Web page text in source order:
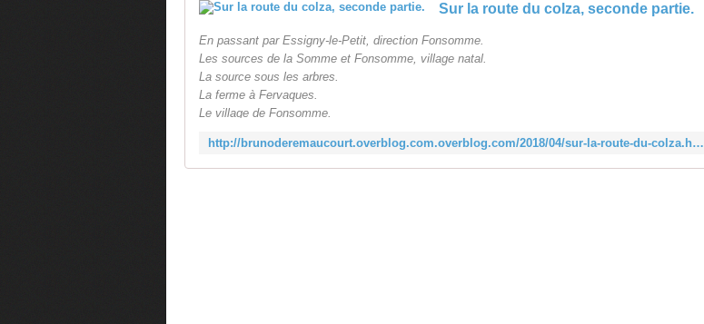
Sur la route du colza, seconde partie.
En passant par Essigny-le-Petit, direction Fonsomme.
Les sources de la Somme et Fonsomme, village natal.
La source sous les arbres.
La ferme à Fervaques.
Le village de Fonsomme.
Un coup d'aile et nous survolons Croix-Fonsomme, village cher à Nicole.
A suivre : sur la route du colza, direction Fresnoy le Grand.
http://brunoderemaucourt.overblog.com.overblog.com/2018/04/sur-la-route-du-colza.html